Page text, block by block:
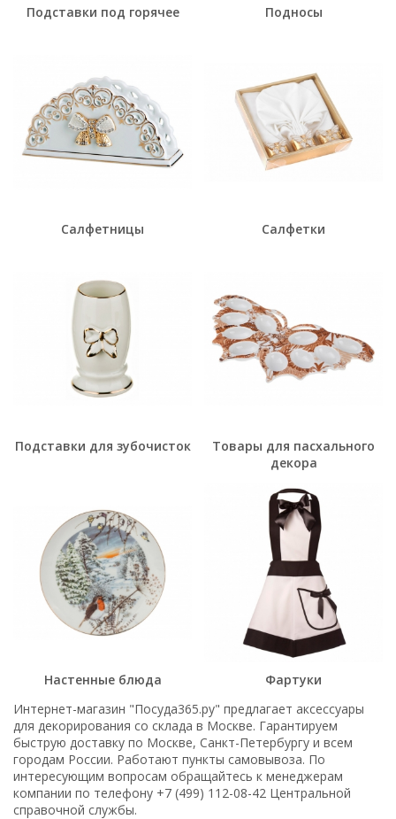
Подставки под горячее Подносы
Салфетницы Салфетки
Подставки для зубочисток
Товары для пасхального
декора
Настенные блюда
Фартуки
Интернет-магазин "Посуда365.ру" предлагает аксессуары
для декорирования со склада в Москве. Гарантируем
быструю доставку по Москве, Санкт-Петербургу и всем
городам России. Работают пункты самовывоза. По
интересующим вопросам обращайтесь к менеджерам
компании по телефону +7 (499) 112-08-42 Центральной
справочной службы.